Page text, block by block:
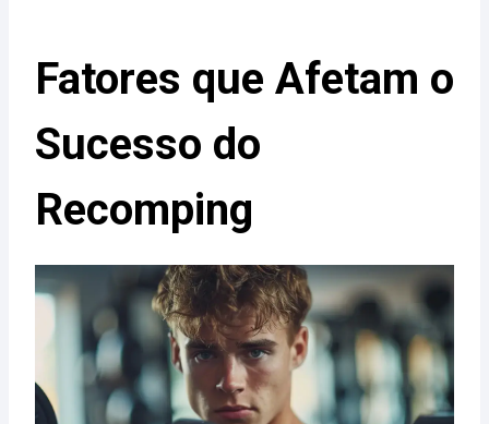
Fatores que Afetam o
Sucesso do
Recomping